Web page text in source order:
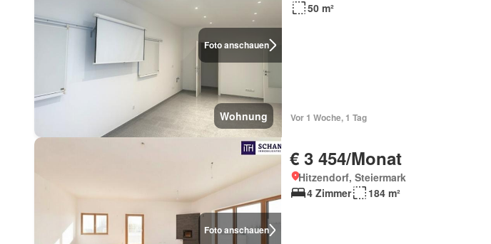
Foto anschauen
Wohnung
50 m²
Vor 1 Woche, 1 Tag
Foto anschauen
€ 3 454/Monat
Hitzendorf, Steiermark
4 Zimmer
184 m²